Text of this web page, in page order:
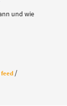
und wie